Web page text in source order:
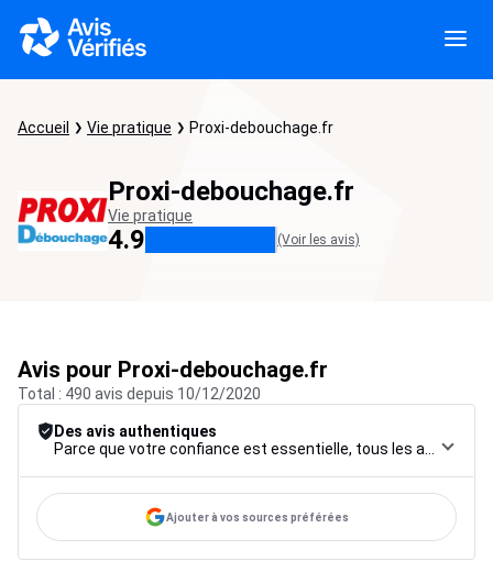
Accueil Vie pratique Proxi-debouchage.fr
Proxi-debouchage.fr
Vie pratique
4.9 (Voir les avis)
Avis pour Proxi-debouchage.fr
Total : 490 avis depuis 10/12/2020
Des avis authentiques
Ajouter à vos sources préférées